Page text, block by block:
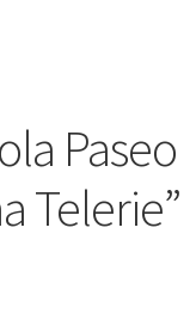
Paseo
Telerie”